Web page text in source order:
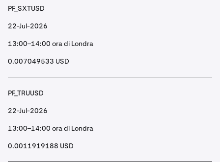
PF_SXTUSD
22-Jul-2026
13:00–14:00 ora di Londra
0.007049533 USD
PF_TRUUSD
22-Jul-2026
13:00–14:00 ora di Londra
0.0011919188 USD